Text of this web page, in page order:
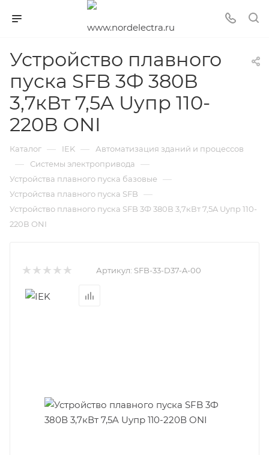
Устройство плавного
пуска SFB 3Ф 380В
3,7кВт 7,5A Uупр 110-
220В ONI
Каталог — IEK — Автоматизация зданий и процессов
— Системы электропривода —
Устройства плавного пуска базовые —
Устройства плавного пуска SFB —
Устройство плавного пуска SFB 3Ф 380В 3,7кВт 7,5A Uупр 110-
220В ONI
Артикул: SFB-33-D37-A-00